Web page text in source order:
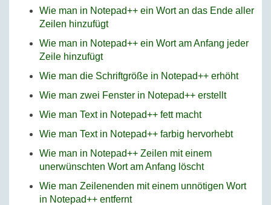
Wie man in Notepad++ ein Wort an das Ende aller
Zeilen hinzufügt
Wie man in Notepad++ ein Wort am Anfang jeder
Zeile hinzufügt
Wie man die Schriftgröße in Notepad++ erhöht
Wie man zwei Fenster in Notepad++ erstellt
Wie man Text in Notepad++ fett macht
Wie man Text in Notepad++ farbig hervorhebt
Wie man in Notepad++ Zeilen mit einem
unerwünschten Wort am Anfang löscht
Wie man Zeilenenden mit einem unnötigen Wort
in Notepad++ entfernt